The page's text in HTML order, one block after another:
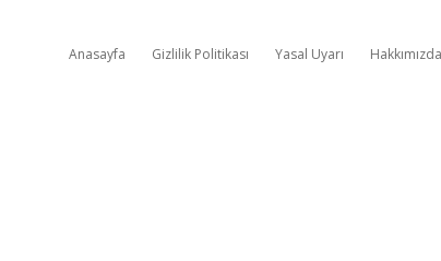
Anasayfa Gizlilik Politikası Yasal Uyarı Hakkımızda